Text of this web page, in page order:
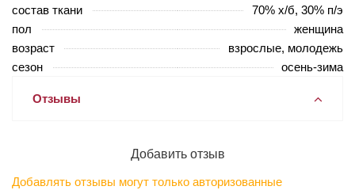
состав ткани
70% х/б, 30% п/э
пол
женщина
возраст
взрослые, молодежь
сезон
осень-зима
Отзывы
Добавить отзыв
Добавлять отзывы могут только авторизованные